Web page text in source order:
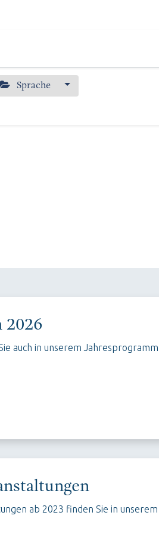
Sprache
2026
auch in unserem
ab 2023 finden Sie in unserem